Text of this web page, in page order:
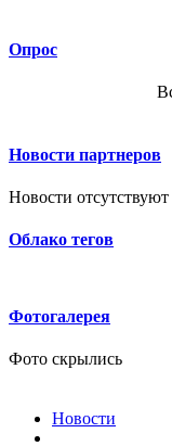
Опрос
Новости партнеров
Новости отсутствуют
Облако тегов
Фотогалерея
Фото скрылись
Новости